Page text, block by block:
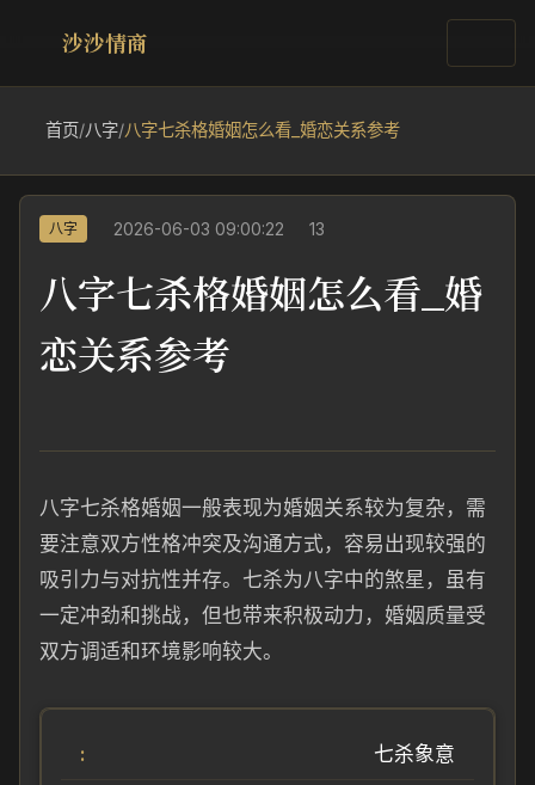
沙沙情商
首页/八字/八字七杀格婚姻怎么看_婚恋关系参考
八字 2026-06-03 09:00:22 13
八字七杀格婚姻怎么看_婚
恋关系参考
八字七杀格婚姻一般表现为婚姻关系较为复杂，需
要注意双方性格冲突及沟通方式，容易出现较强的
吸引力与对抗性并存。七杀为八字中的煞星，虽有
一定冲劲和挑战，但也带来积极动力，婚姻质量受
双方调适和环境影响较大。
七杀象意